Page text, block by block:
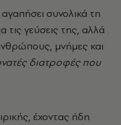
συνολικά τη
τις γεύσεις της, αλλά
μνήμες και
διατροφές που
έχοντας ήδη